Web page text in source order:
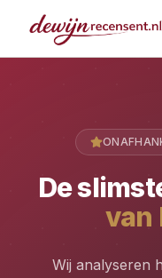
De
van
Wij analyseren